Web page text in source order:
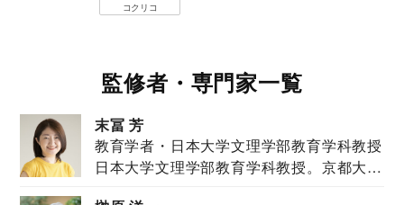
コクリコ
監修者・専門家一覧
末冨 芳
教育学者・日本大学文理学部教育学科教授
日本大学文理学部教育学科教授。京都大学